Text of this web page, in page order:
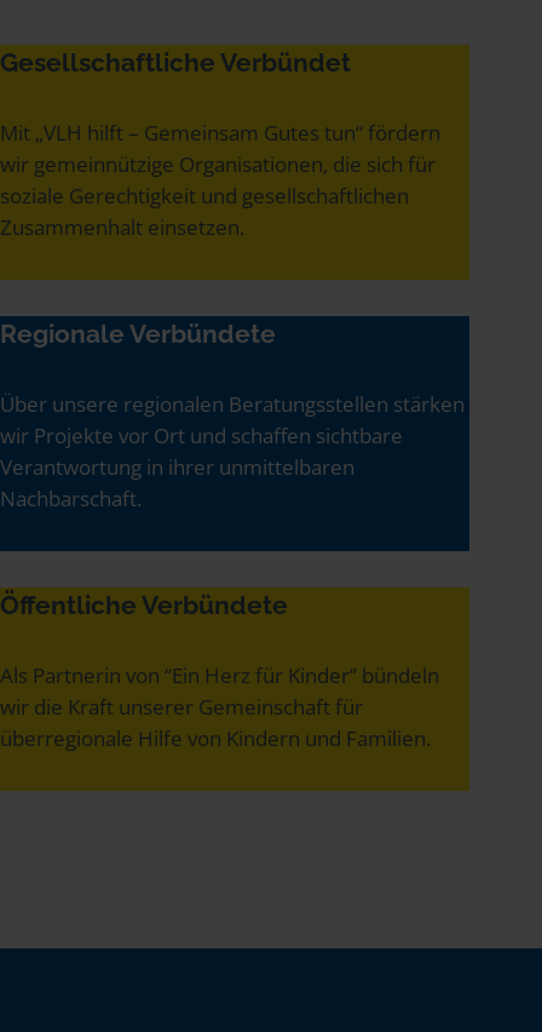
Gesellschaftliche Verbündet
Mit „VLH hilft – Gemeinsam Gutes tun“ fördern
wir gemeinnützige Organisationen, die sich für
soziale Gerechtigkeit und gesellschaftlichen
Zusammenhalt einsetzen.
Regionale Verbündete
Über unsere regionalen Beratungsstellen stärken
wir Projekte vor Ort und schaffen sichtbare
Verantwortung in ihrer unmittelbaren
Nachbarschaft.
Öffentliche Verbündete
Als Partnerin von “Ein Herz für Kinder” bündeln
wir die Kraft unserer Gemeinschaft für
überregionale Hilfe von Kindern und Familien.